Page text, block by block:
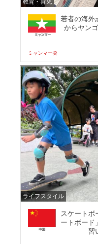
教育・育児
若者の海外
からヤン
ミャンマー発
ライフスタイル
スケートボ
ートボード
習